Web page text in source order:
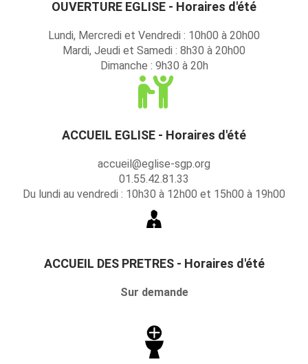
OUVERTURE EGLISE - Horaires d'été
Lundi, Mercredi et Vendredi : 10h00 à 20h00
Mardi, Jeudi et Samedi : 8h30 à 20h00
Dimanche : 9h30 à 20h
ACCUEIL EGLISE - Horaires d'été
accueil@eglise-sgp.org
01.55.42.81.33
Du lundi au vendredi : 10h30 à 12h00 et 15h00 à 19h00
ACCUEIL DES PRETRES - Horaires d'été
Sur demande